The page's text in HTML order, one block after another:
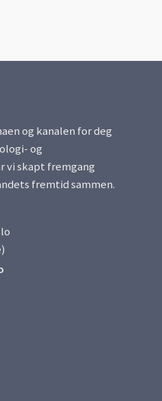
og kanalen for deg
og
vi skapt fremgang
fremtid sammen.